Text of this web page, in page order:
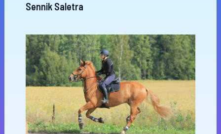
Sennik Saletra